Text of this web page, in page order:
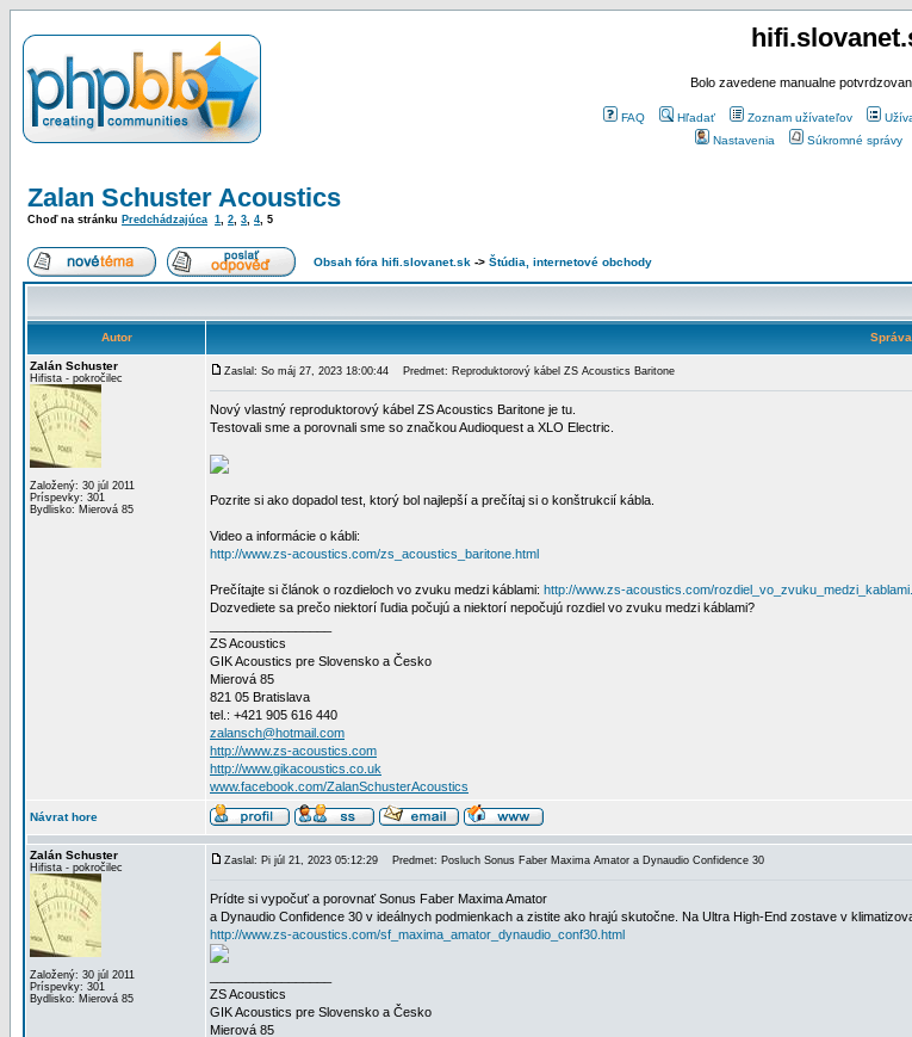
Bolo zavedene manualne
FAQ Hľadať Zoznam užívateľov
Nastavenia
Súkromné správy
Zalan Schuster Acoustics
Choď na stránku Predchádzajúca 1, 2, 3, 4, 5
Obsah fóra hifi.slovanet.sk -> Štúdia, internetové obchody
Autor Správa
Zalán Schuster
Hifista - pokročilec
Založený: 30 júl 2011
Príspevky: 301
Bydlisko: Mierová 85
Zaslal: So máj 27, 2023 18:00:44 Predmet: Reproduktorový kábel ZS Acoustics Baritone
Nový vlastný reproduktorový kábel ZS Acoustics Baritone je tu.
Testovali sme a porovnali sme so značkou Audioquest a XLO Electric.
Pozrite si ako dopadol test, ktorý bol najlepší a prečítaj si o konštrukcií kábla.
Video a informácie o kábli:
http://www.zs-acoustics.com/zs_acoustics_baritone.html
Prečítajte si článok o rozdieloch vo zvuku medzi káblami: http://www.zs-acoustics.com/
Dozvediete sa prečo niektorí ľudia počujú a niektorí nepočujú rozdiel vo zvuku medzi káblami?
ZS Acoustics
GIK Acoustics pre Slovensko a Česko
Mierová 85
821 05 Bratislava
tel.: +421 905 616 440
zalansch@hotmail.com
http://www.zs-acoustics.com
http://www.gikacoustics.co.uk
www.facebook.com/ZalanSchusterAcoustics
Návrat hore
Zalán Schuster
Hifista - pokročilec
Založený: 30 júl 2011
Príspevky: 301
Bydlisko: Mierová 85
Zaslal: Pi júl 21, 2023 05:12:29 Predmet: Posluch Sonus Faber Maxima Amator a Dynaudio Confidence 30
Prídte si vypočuť a porovnať Sonus Faber Maxima Amator
a Dynaudio Confidence 30 v ideálnych podmienkach a zistite ako hrajú skutočne. Na Ultra High-End zostave v
http://www.zs-acoustics.com/sf_maxima_amator_dynaudio_conf30.html
ZS Acoustics
GIK Acoustics pre Slovensko a Česko
Mierová 85